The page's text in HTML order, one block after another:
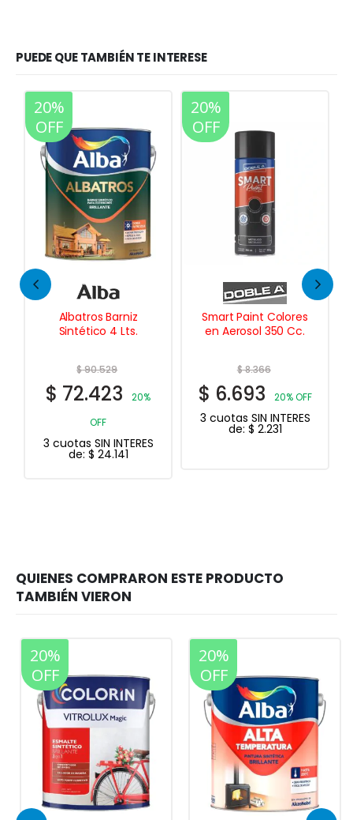
PUEDE QUE TAMBIÉN TE INTERESE
20%
OFF
Smart Paint Colores
en Aerosol 350 Cc.
$8.366
$ 6.693 20% OFF
3 cuotas SIN INTERES
de:$2.231
20%
OFF
Comodin Enduido
Exterior 4 Lts.
$30.127
$24.102
20%
OFF
20%
OFF
20%
OFF